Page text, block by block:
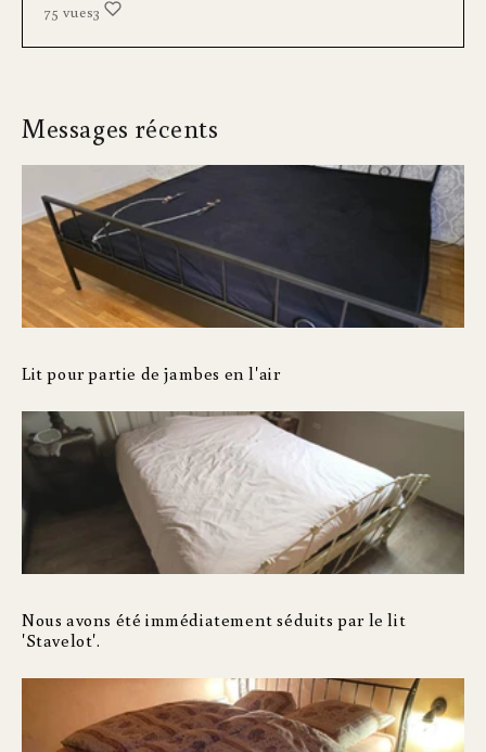
75 vues3
Messages récents
Lit pour partie de jambes en l'air
Nous avons été immédiatement séduits par le lit
'Stavelot'.